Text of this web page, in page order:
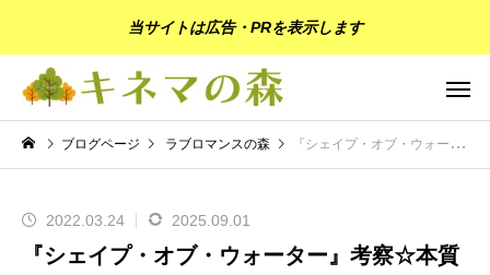
当サイトは広告・PRを表示します
ブログページ ラブロマンスの森 『シェイプ・オブ・ウォーター』考察☆本質を見るとはどういうことか？
2022.03.24 2025.09.01
『シェイプ・オブ・ウォーター』考察☆本質